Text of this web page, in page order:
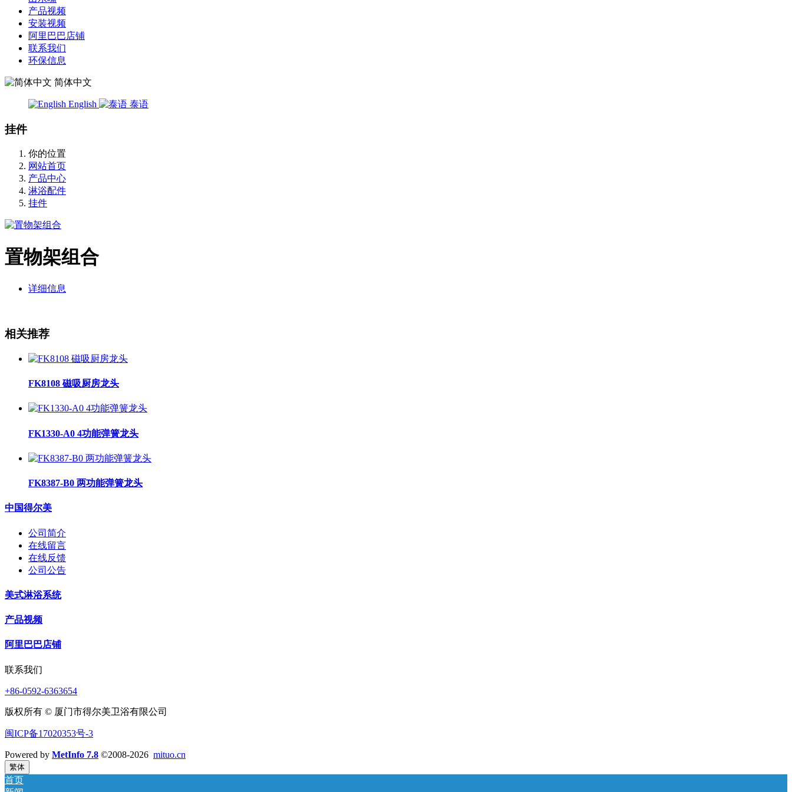
产品视频
安装视频
阿里巴巴店铺
联系我们
环保信息
简体中文
English 泰语
挂件
你的位置
网站首页
产品中心
淋浴配件
挂件
置物架组合
详细信息
相关推荐
FK8108 磁吸厨房龙头
FK1330-A0 4功能弹簧龙头
FK8387-B0 两功能弹簧龙头
中国得尔美
公司简介
在线留言
在线反馈
公司公告
美式淋浴系统
产品视频
阿里巴巴店铺
联系我们
+86-0592-6363654
版权所有 © 厦门市得尔美卫浴有限公司
闽ICP备17020353号-3
Powered by MetInfo 7.8 ©2008-2026 mituo.cn
繁体
首页